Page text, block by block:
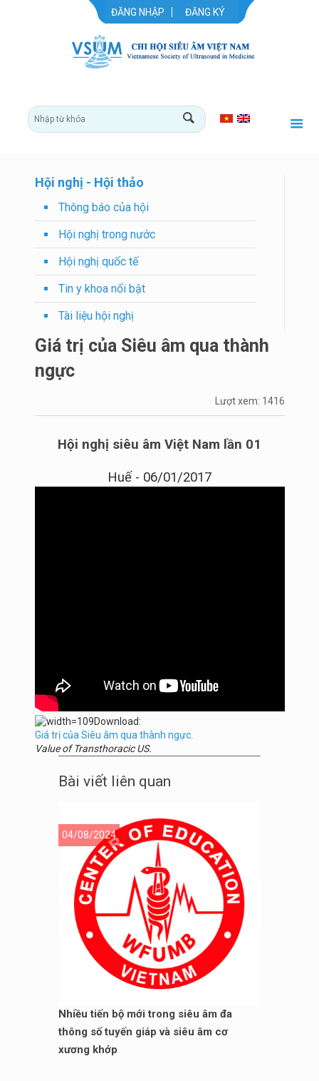
ĐĂNG NHẬP ĐĂNG KÝ
Hội nghị - Hội thảo
Thông báo của hội
Hội nghị trong nước
Hội nghị quốc tế
Tin y khoa nổi bật
Tài liệu hội nghị
Giá trị của Siêu âm qua thành
ngực
Lượt xem: 1416
Hội nghị siêu âm Việt Nam lần 01
Huế - 06/01/2017
Download:
Giá trị của Siêu âm qua thành ngực.
Value of Transthoracic US.
Bài viết liên quan
04/08/2024
Nhiều tiến bộ mới trong siêu âm đa
thông số tuyến giáp và siêu âm cơ
xương khớp